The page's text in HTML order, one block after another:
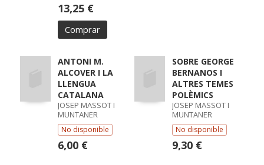
13,25 €
Comprar
ANTONI M.
ALCOVER I LA
LLENGUA
CATALANA
JOSEP MASSOT I
MUNTANER
No disponible
6,00 €
SOBRE GEORGE
BERNANOS I
ALTRES TEMES
POLÈMICS
JOSEP MASSOT I
MUNTANER
No disponible
9,30 €